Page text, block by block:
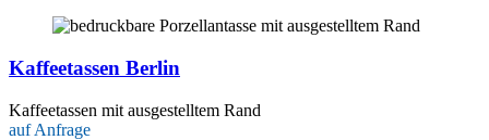
Kaffeetassen Berlin
Kaffeetassen mit ausgestelltem Rand
auf Anfrage